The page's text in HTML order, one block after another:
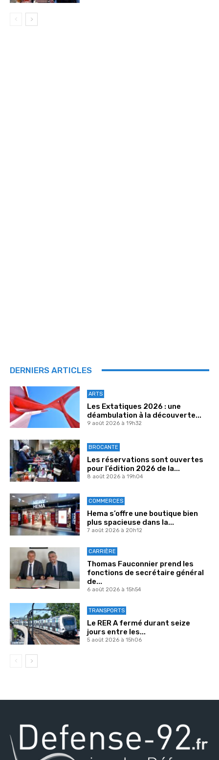
DERNIERS ARTICLES
ARTS
Les Extatiques 2026 : une
déambulation à la découverte...
9 août 2026 à 19h32
BROCANTE
Les réservations sont ouvertes
pour l’édition 2026 de la...
8 août 2026 à 19h04
COMMERCES
Hema s’offre une boutique bien
plus spacieuse dans la...
7 août 2026 à 20h12
CARRIÈRE
Thomas Fauconnier prend les
fonctions de secrétaire général
de...
6 août 2026 à 15h54
TRANSPORTS
Le RER A fermé durant seize
jours entre les...
5 août 2026 à 15h06